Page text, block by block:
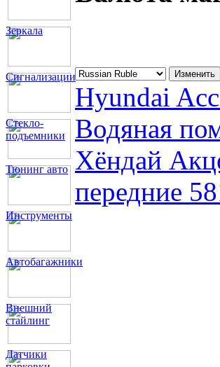
Зеркала
Сигнализации
Стекло-
подъемники
Тюнинг авто
Инструменты
Автобагажники
Внешний
стайлинг
Датчики
Hyundai
Водяная
Хёндай
передние